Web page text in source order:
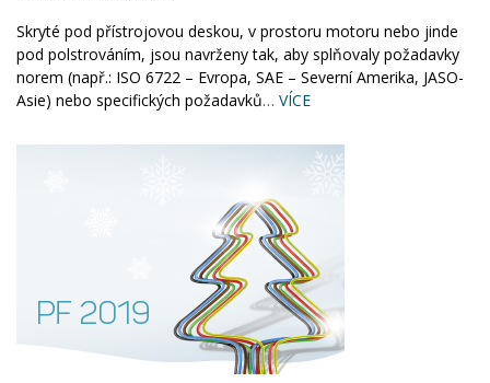
Skryté pod přístrojovou deskou, v prostoru motoru nebo jinde
pod polstrováním, jsou navrženy tak, aby splňovaly požadavky
norem (např.: ISO 6722 – Evropa, SAE – Severní Amerika, JASO-
Asie) nebo specifických požadavků… VÍCE